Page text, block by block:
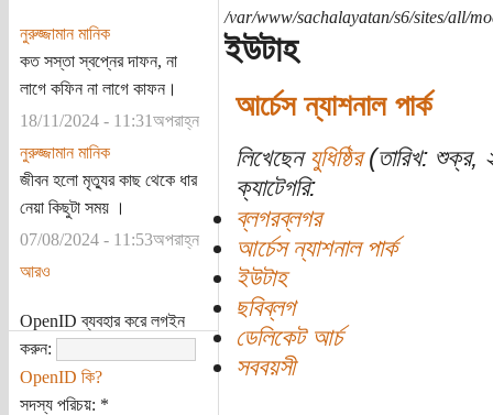
নুরুজ্জামান মানিক
কত সস্তা স্বপ্নের দাফন, না
লাগে কফিন না লাগে কাফন।
18/11/2024 - 11:31অপরাহ্ন
নুরুজ্জামান মানিক
জীবন হলো মৃত্যুর কাছ থেকে ধার
নেয়া কিছুটা সময় ।
07/08/2024 - 11:53অপরাহ্ন
আরও
OpenID ব্যবহার করে লগইন
করুন:
OpenID কি?
সদস্য পরিচয়: *
/var/www/sachalayatan/s6/sites/all/
ইউটাহ
আর্চেস ন্যাশনাল পার্ক
লিখেছেন যুধিষ্ঠির(তারিখ: শুক্র,
ক্যাটেগরি:
ব্লগরব্লগর
আর্চেস ন্যাশনাল পার্ক
ইউটাহ
ছবিব্লগ
ডেলিকেট আর্চ
সববয়সী